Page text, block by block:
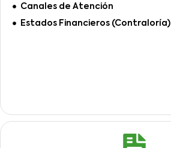
Canales de Atención
Estados Financieros (Contraloría)